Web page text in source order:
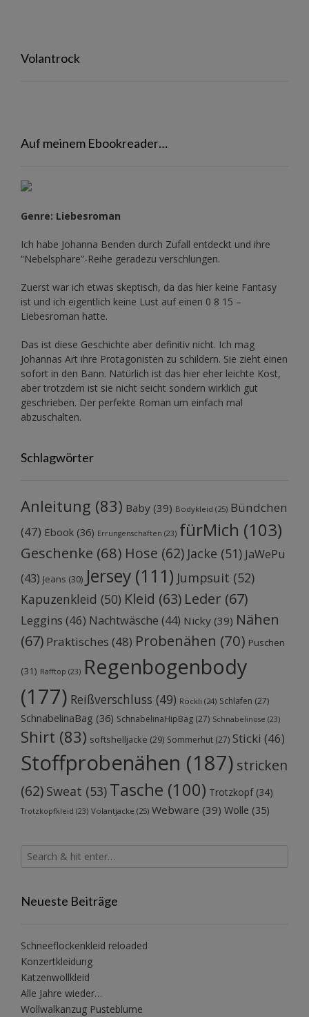
Volantrock
Auf meinem Ebookreader…
Genre: Liebesroman
Ich habe Johanna Benden durch Zufall entdeckt und ihre
“Nebelsphäre”-Reihe geradezu verschlungen.
Zuerst war ich etwas skeptisch, da das hier keine Fantasy
ist und ich eigentlich keine Lust auf einen 0 8 15 –
Liebesroman hatte.
Das ist diese Geschichte aber definitiv nicht. Ich mag
Johannas Art ihre Protagonisten zu schildern. Sie zieht einen
sofort in den Bann. Natürlich ist das hier eher leichte Kost,
aber trotzdem ist sie nicht seicht sondern wirklich gut
geschrieben. Der perfekte Roman um einfach mal
abzuschalten.
Schlagwörter
Anleitung (83) Baby (39) Bodykleid (25) Bündchen
(47) Ebook (36) Errungenschaften (23) fürMich (103)
Geschenke (68) Hose (62) Jacke (51) JaWePu
(43) Jeans (30) Jersey (111) Jumpsuit (52)
Kapuzenkleid (50) Kleid (63) Leder (67)
Leggins (46) Nachtwäsche (44) Nicky (39) Nähen
(67) Praktisches (48) Probenähen (70) Puschen
(31) Rafftop (23) Regenbogenbody
(177) Reißverschluss (49) Röckli (24) Schlafen (27)
SchnabelinaBag (36) SchnabelinaHipBag (27) Schnabelinose (23)
Shirt (83) softshelljacke (29) Sommerhut (27) Sticki (46)
Stoffprobenähen (187) stricken
(62) Sweat (53) Tasche (100) Trotzkopf(34)
Trotzkopfkleid (23) Volantjacke (25) Webware (39) Wolle (35)
Neueste Beiträge
Schneeflockenkleid reloaded
Konzertkleidung
Katzenwollkleid
Alle Jahre wieder…
Wollwalkanzug Pusteblume